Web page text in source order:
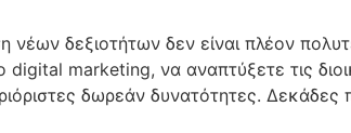
δεξιοτήτων δεν είναι πλέον
marketing, να αναπτύξετε τις
δωρεάν δυνατότητες.